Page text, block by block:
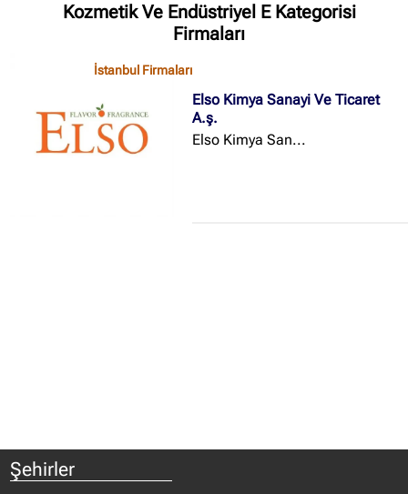
Kozmetik Ve Endüstriyel E Kategorisi
Firmaları
İstanbul Firmaları
Elso Kimya Sanayi Ve Ticaret
A.ş.
Elso Kimya San...
Şehirler
İstanbul Firmaları